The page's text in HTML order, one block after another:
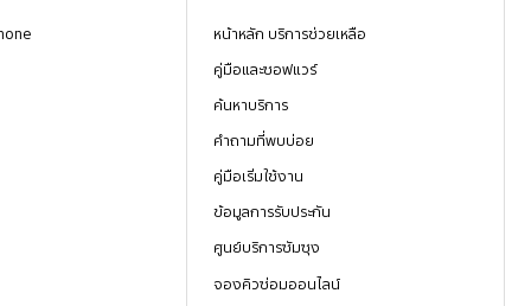
หน้าหลัก บริการช่วยเหลือ
คู่มือและซอฟแวร์
ค้นหาบริการ
คำถามที่พบบ่อย
คู่มือเริ่มใช้งาน
ข้อมูลการรับประกัน
ศูนย์บริการซัมซุง
จองคิวซ่อมออนไลน์